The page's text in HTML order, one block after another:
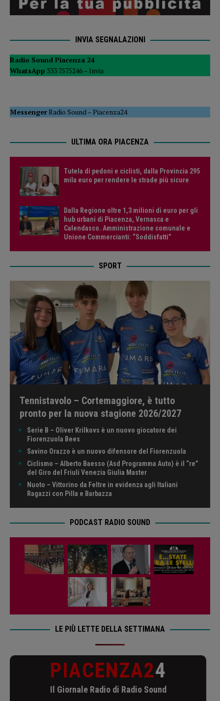
INVIA SEGNALAZIONI
Radio Sound Piacenza 24
WhatsApp 333 7575246 – Invia
MessengerRadio Sound–Piacenza24
ULTIMA ORA PIACENZA
Tutela di pedoni e ciclisti, dalla Provincia 295
mila euro per rendere le strade più sicure
Dalla Regione oltre 1,3 milioni di euro per gli
hub urbani di Piacenza, Vernasca e
Calendasco. Amministrazione comunale e
Unione Commercianti: “Soddisfatti”
SPORT
Tennistavolo – Cortemaggiore, è tutto
pronto per la nuova stagione 2026/2027
Serie B – Oliver Krilkovs è un nuovo giocatore dei
Fiorenzuola Bees
Savino Orazzo è un nuovo difensore del Fiorenzuola
Ciclismo – Alberto Baesso (Asd Programma Auto) è il “re”
del Giro del Friuli Venezia Giulia Master
Nuoto – Vittorino da Feltre in evidenza agli Italiani
Ragazzi con Pilla e Barbazza
PODCAST RADIO SOUND
LE PIÙ LETTE DELLA SETTIMANA
PIACENZA24
Il Giornale Radio di Radio Sound